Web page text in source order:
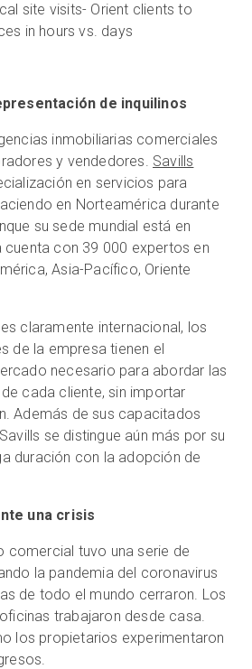
site visits- Orient clients to
in hours vs. days
de inquilinos
inmobiliarias comerciales
y vendedores. Savills
en servicios para
en Norteamérica durante
su sede mundial está en
cuenta con 39 000 expertos en
Asia-Pacífico, Oriente
claramente internacional, los
de la empresa tienen el
necesario para abordar las
cada cliente, sin importar
Además de sus capacitados
se distingue aún más por su
duración con la adopción de
una crisis
comercial tuvo una serie de
la pandemia del coronavirus
de todo el mundo cerraron. Los
trabajaron desde casa.
los propietarios experimentaron